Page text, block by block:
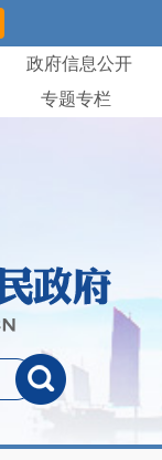
政府信息公开
专题专栏